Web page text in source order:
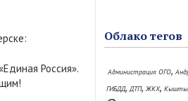
Россия».
Облако тегов
Администрация ОГО,
ГИБДД,ДТП, ЖКХ,